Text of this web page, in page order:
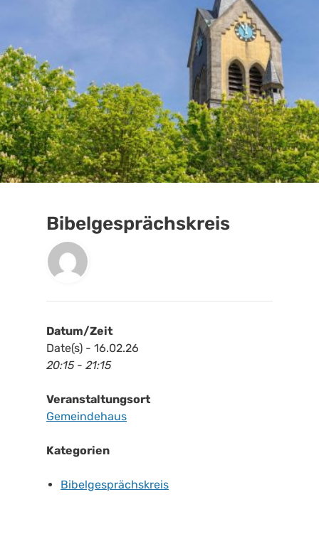
Bibelgesprächskreis
Datum/Zeit
Date(s) - 16.02.26
20:15 - 21:15
Veranstaltungsort
Gemeindehaus
Kategorien
Bibelgesprächskreis